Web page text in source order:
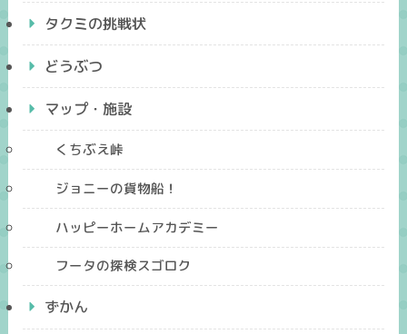
タクミの挑戦状
どうぶつ
マップ・施設
くちぶえ峠
ジョニーの貨物船！
ハッピーホームアカデミー
フータの探検スゴロク
ずかん